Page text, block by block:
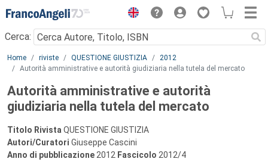
Menu
Cerca:
Main content
Home riviste QUESTIONE GIUSTIZIA
2012
Autorità amministrative e autorità giudiziaria nella tutela del mercato
Autorità amministrative e autorità
giudiziaria nella tutela del mercato
Titolo Rivista QUESTIONE GIUSTIZIA
Autori/Curatori Giuseppe Cascini
Anno di pubblicazione 2012 Fascicolo 2012/4